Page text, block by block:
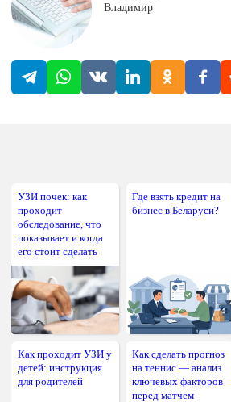
Владимир
УЗИ почек: как
проходит
обследование, что
показывает и когда
его стоит сделать
Где взять кредит на
бизнес в Беларуси?
Как проходит УЗИ у
детей: инструкция
для родителей
Как сделать прогноз
на теннис — анализ
ключевых факторов
перед матчем